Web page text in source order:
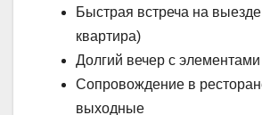
Быстрая встреча на
квартира)
Долгий вечер с
Сопровождение в
выходные